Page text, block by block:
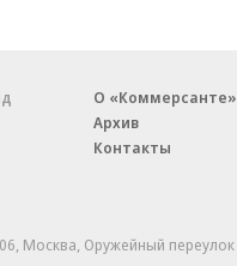
О «Коммерсанте»
Архив
Контакты
Москва, Оружейный переулок